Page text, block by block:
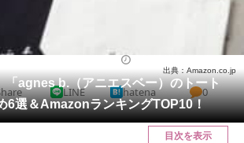
「agnes b.（アニエスベー）のトート
6選＆AmazonランキングTOP10！
出典：Amazon.co.jp
LINE hatena 0
目次を表示